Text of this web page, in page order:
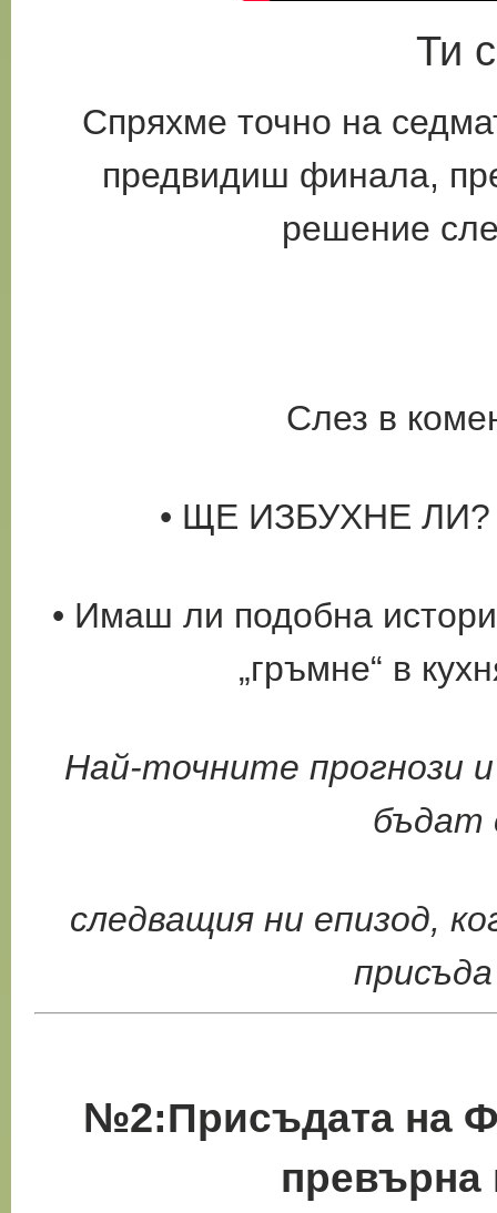
Ти
Спряхме точно на
предвидиш финала,
решение
Слез в
• ЩЕ ИЗБУХНЕ ЛИ?
• Имаш ли подобна
„гръмне“ в
Най-точните прогнози
бъдат
следващия ни епизод,
№2:Присъдата на
превърна